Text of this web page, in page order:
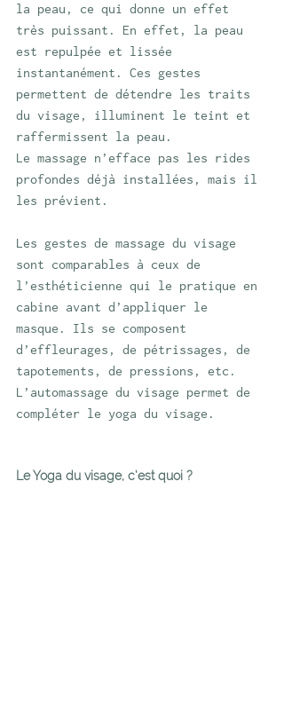
la peau, ce qui donne un effet
très puissant. En effet, la peau
est repulpée et lissée
instantanément. Ces gestes
permettent de détendre les traits
du visage, illuminent le teint et
raffermissent la peau.
Le massage n’efface pas les rides
profondes déjà installées, mais il
les prévient.
Les gestes de massage du visage
sont comparables à ceux de
l’esthéticienne qui le pratique en
cabine avant d’appliquer le
masque. Ils se composent
d’effleurages, de pétrissages, de
tapotements, de pressions, etc.
L’automassage du visage permet de
compléter le yoga du visage.
Le Yoga du visage, c’est quoi ?